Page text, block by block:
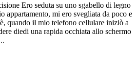
Ero seduta su uno sgabello di legno
appartamento, mi ero svegliata da poco e
quando il mio telefono cellulare iniziò a
diedi una rapida occhiata allo schermo